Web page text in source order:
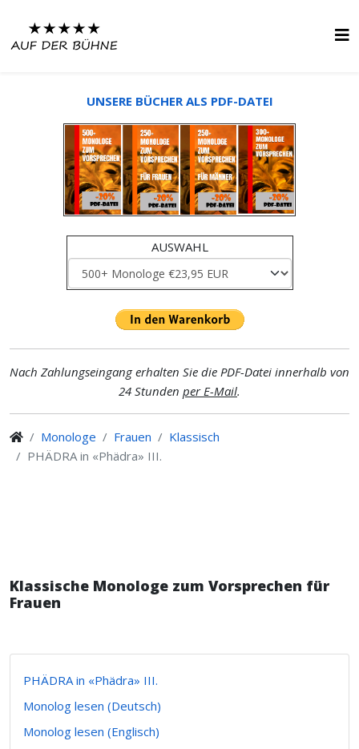
UNSERE BÜCHER ALS PDF-DATEI
AUSWAHL
Nach Zahlungseingang erhalten Sie die PDF-Datei innerhalb von
24 Stunden per E-Mail.
Monologe Frauen
Klassisch
PHÄDRA in «Phädra» III.
Klassische Monologe zum Vorsprechen für
Frauen
PHÄDRA in «Phädra» III.
Monolog lesen (Deutsch)
Monolog lesen (Englisch)